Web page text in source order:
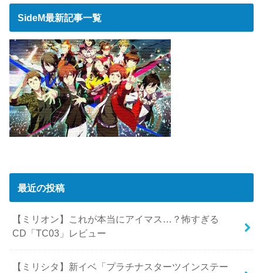
SideM最新記事一覧
最近の投稿
【ミリオン】これが本当にアイマス…？怖すぎる
CD「TC03」レビュー
【ミリシタ】新イベ「プラチナスターツインステー